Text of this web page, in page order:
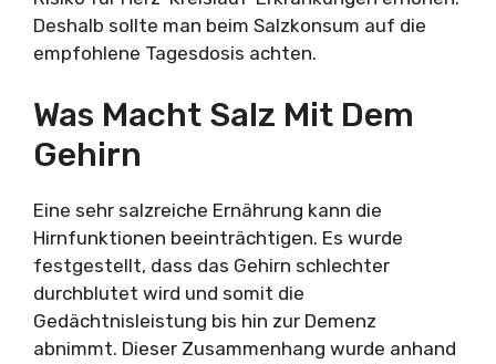
Deshalb sollte man beim Salzkonsum auf die
empfohlene Tagesdosis achten.
Was Macht Salz Mit Dem
Gehirn
Eine sehr salzreiche Ernährung kann die
Hirnfunktionen beeinträchtigen. Es wurde
festgestellt, dass das Gehirn schlechter
durchblutet wird und somit die
Gedächtnisleistung bis hin zur Demenz
abnimmt. Dieser Zusammenhang wurde anhand